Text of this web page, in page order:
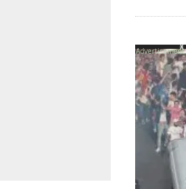
X